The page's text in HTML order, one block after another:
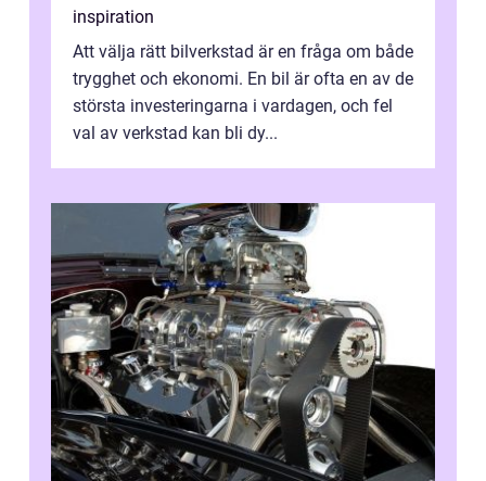
inspiration
Att välja rätt bilverkstad är en fråga om både
trygghet och ekonomi. En bil är ofta en av de
största investeringarna i vardagen, och fel
val av verkstad kan bli dy...